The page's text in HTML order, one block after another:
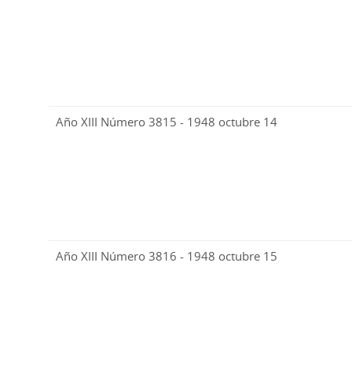
Año XIII Número 3815 - 1948 octubre 14
Año XIII Número 3816 - 1948 octubre 15